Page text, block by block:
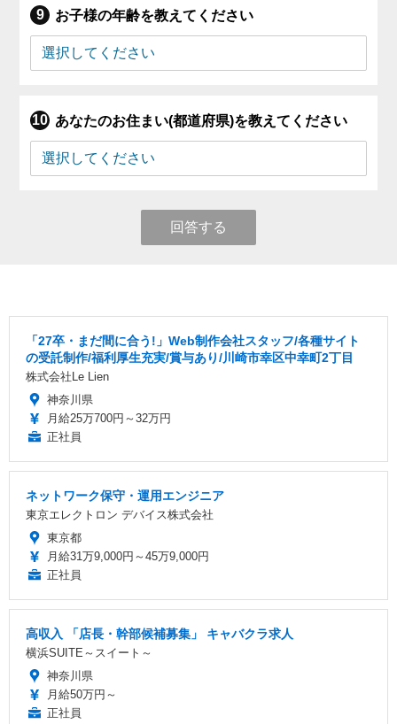
お子様の年齢を教えてください
あなたのお住まい(都道府県)を教えてください
回答する
「27卒・まだ間に合う!」Web制作会社スタッフ/各種サイト
の受託制作/福利厚生充実/賞与あり/川崎市幸区中幸町2丁目
株式会社Le Lien
神奈川県
月給25万700円～32万円
正社員
ネットワーク保守・運用エンジニア
東京エレクトロン デバイス株式会社
東京都
月給31万9,000円～45万9,000円
正社員
高収入 「店長・幹部候補募集」 キャバクラ求人
横浜SUITE～スイート～
神奈川県
月給50万円～
正社員